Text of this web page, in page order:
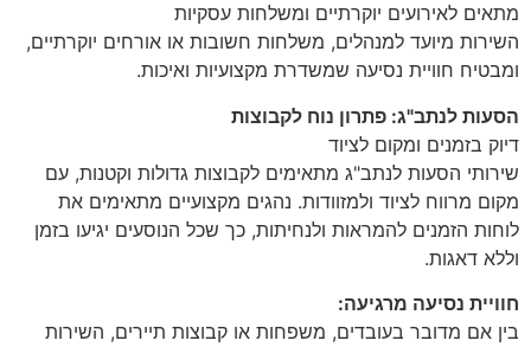
מתאים לאירועים יוקרתיים ומשלחות עסקיות
השירות מיועד למנהלים, משלחות חשובות או אורחים יוקרתיים,
ומבטיח חוויית נסיעה שמשדרת מקצועיות ואיכות.
הסעות לנתב"ג: פתרון נוח לקבוצות
דיוק בזמנים ומקום לציוד
שירותי הסעות לנתב"ג מתאימים לקבוצות גדולות וקטנות, עם
מקום מרווח לציוד ולמזוודות. נהגים מקצועיים מתאימים את
לוחות הזמנים להמראות ולנחיתות, כך שכל הנוסעים יגיעו בזמן
וללא דאגות.
חוויית נסיעה מרגיעה:
בין אם מדובר בעובדים, משפחות או קבוצות תיירים, השירות